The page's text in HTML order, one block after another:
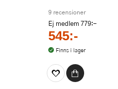
9 recensioner
Ej medlem 779:-
545:-
Finns i lager